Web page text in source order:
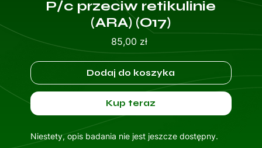
P/c przeciw retikulinie
(ARA) (O17)
85,00 złCena
Dodaj do koszyka
Kup teraz
Niestety, opis badania nie jest jeszcze dostępny.